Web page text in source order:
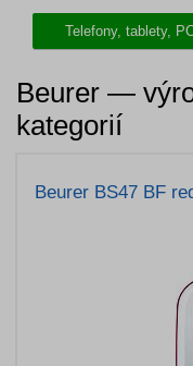
Telefony, tablety,
Beurer —
kategorií
Beurer BS47 BF